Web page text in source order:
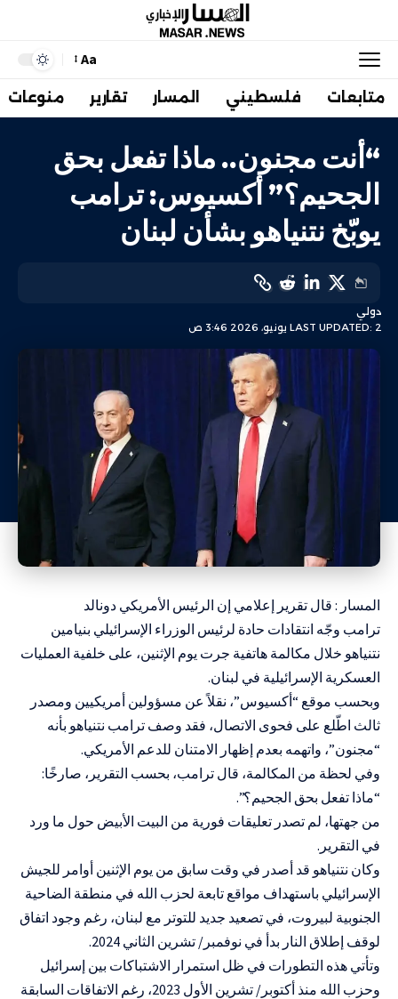
Aa
متابعات فلسطيني المسار تقارير منوعات
“أنت مجنون.. ماذا تفعل بحق
الجحيم؟” أكسيوس: ترامب
يوبّخ نتنياهو بشأن لبنان
LAST UPDATED: 2 يونيو، 2026 3:46 ص
دولي
المسار : قال تقرير إعلامي إن الرئيس الأمريكي دونالد
ترامب وجّه انتقادات حادة لرئيس الوزراء الإسرائيلي بنيامين
نتنياهو خلال مكالمة هاتفية جرت يوم الإثنين، على خلفية العمليات
العسكرية الإسرائيلية في لبنان.
وبحسب موقع “أكسيوس”، نقلاً عن مسؤولين أمريكيين ومصدر
ثالث اطّلع على فحوى الاتصال، فقد وصف ترامب نتنياهو بأنه
“مجنون”، واتهمه بعدم إظهار الامتنان للدعم الأمريكي.
وفي لحظة من المكالمة، قال ترامب، بحسب التقرير، صارخًا:
“ماذا تفعل بحق الجحيم؟”.
من جهتها، لم تصدر تعليقات فورية من البيت الأبيض حول ما ورد
في التقرير.
وكان نتنياهو قد أصدر في وقت سابق من يوم الإثنين أوامر للجيش
الإسرائيلي باستهداف مواقع تابعة لحزب الله في منطقة الضاحية
الجنوبية لبيروت، في تصعيد جديد للتوتر مع لبنان، رغم وجود اتفاق
لوقف إطلاق النار بدأ في نوفمبر/ تشرين الثاني 2024.
وتأتي هذه التطورات في ظل استمرار الاشتباكات بين إسرائيل
وحزب الله منذ أكتوبر/ تشرين الأول 2023، رغم الاتفاقات السابقة